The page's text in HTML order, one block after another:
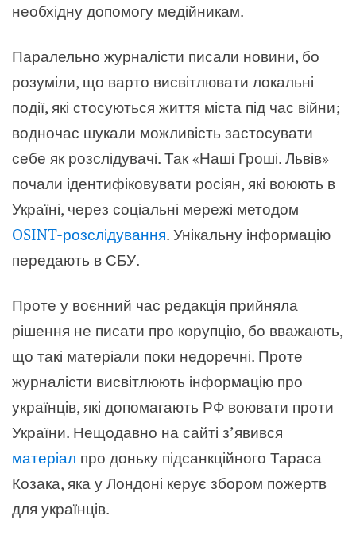
необхідну допомогу медійникам.
Паралельно журналісти писали новини, бо
розуміли, що варто висвітлювати локальні
події, які стосуються життя міста під час війни;
водночас шукали можливість застосувати
себе як розслідувачі. Так«Наші Гроші. Львів»
почали ідентифіковувати росіян, які воюють в
Україні, через соціальні мережі методом
OSINT-розслідування. Унікальну інформацію
передають в СБУ.
Проте у воєнний час редакція прийняла
рішення не писати про корупцію, бо вважають,
що такі матеріали поки недоречні. Проте
журналісти висвітлюють інформацію про
українців, які допомагають РФ воювати проти
України. Нещодавно на сайті з’явився
матеріал про доньку підсанкційного Тараса
Козака, яка у Лондоні керує збором пожертв
для українців.